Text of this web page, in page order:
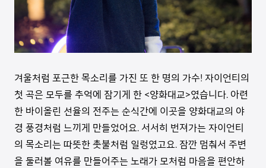
겨울처럼 포근한 목소리를 가진 또 한 명의 가수! 자이언티의
첫 곡은 모두를 추억에 잠기게 한 <양화대교>였습니다. 아련
한 바이올린 선율의 전주는 순식간에 이곳을 양화대교의 야
경 풍경처럼 느끼게 만들었어요. 서서히 번져가는 자이언티
의 목소리는 따뜻한 촛불처럼 일렁였고요. 잠깐 멈춰서 주변
을 둘러볼 여유를 만들어주는 노래가 모처럼 마음을 편안하